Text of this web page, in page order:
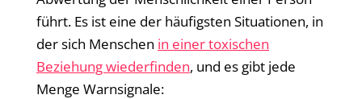
führt. Es ist eine der häufigsten Situationen, in
der sich Menschen in einer toxischen
Beziehung wiederfinden, und es gibt jede
Menge Warnsignale: